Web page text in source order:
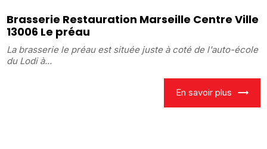
Brasserie Restauration Marseille Centre Ville
13006 Le préau
La brasserie le préau est située juste à coté de l'auto-école
du Lodi à...
En savoir plus